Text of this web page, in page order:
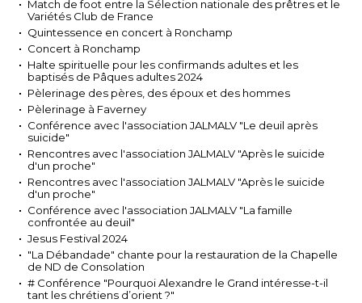
Match de foot entre la Sélection nationale des prêtres et le
Variétés Club de France
Quintessence en concert à Ronchamp
Concert à Ronchamp
Halte spirituelle pour les confirmands adultes et les
baptisés de Pâques adultes 2024
Pèlerinage des pères, des époux et des hommes
Pèlerinage à Faverney
Conférence avec l'association JALMALV "Le deuil après
suicide"
Rencontres avec l'association JALMALV "Après le suicide
d'un proche"
Rencontres avec l'association JALMALV "Après le suicide
d'un proche"
Conférence avec l'association JALMALV "La famille
confrontée au deuil"
Jesus Festival 2024
"La Débandade" chante pour la restauration de la Chapelle
de ND de Consolation
# Conférence "Pourquoi Alexandre le Grand intéresse-t-il
tant les chrétiens d’orient ?"